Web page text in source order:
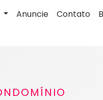
Anuncie Contato